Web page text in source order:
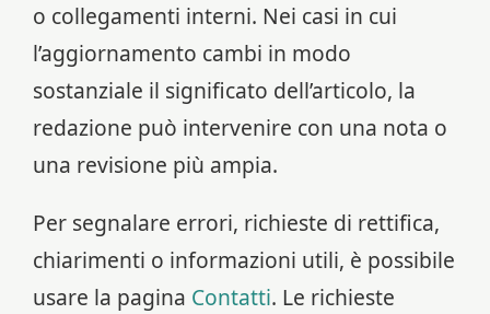
o collegamenti interni. Nei casi in cui
l’aggiornamento cambi in modo
sostanziale il significato dell’articolo, la
redazione può intervenire con una nota o
una revisione più ampia.
Per segnalare errori, richieste di rettifica,
chiarimenti o informazioni utili, è possibile
usare la pagina Contatti. Le richieste